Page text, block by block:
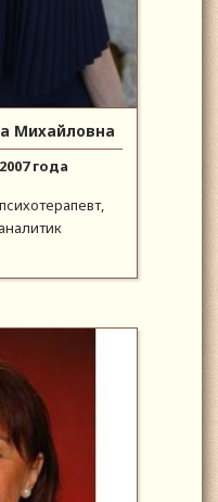
Михайловна
года